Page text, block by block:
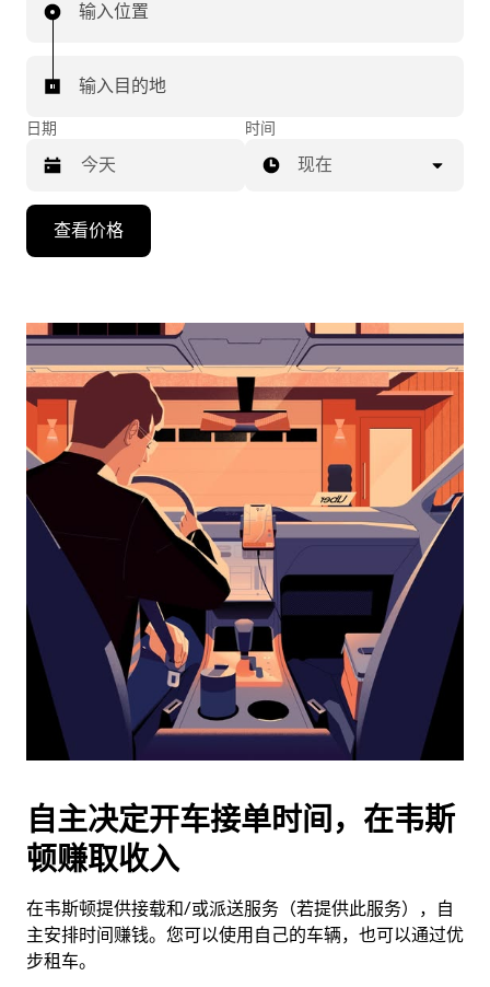
输入位置
输入目的地
日期
向
头
浏
日
并
期。
按
退
闭
日
历。
时间
现在
查看价格
自主决定开车接单时间，在韦斯
顿赚取收入
在韦斯顿提供接载和/或派送服务（若提供此服务），自
主安排时间赚钱。您可以使用自己的车辆，也可以通过优
步租车。